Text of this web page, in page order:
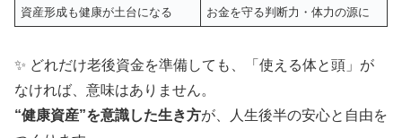
資産形成も健康が土台になる お金を守る判断力・体力の源に
✨ どれだけ老後資金を準備しても、「使える体と頭」が
なければ、意味はありません。
“健康資産”を意識した生き方が、人生後半の安心と自由を